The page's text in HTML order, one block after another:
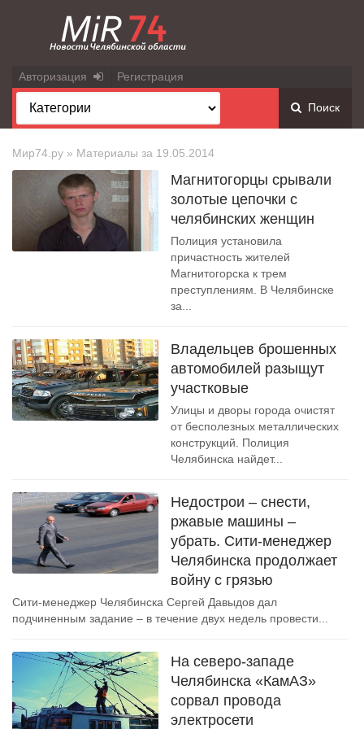
Авторизация Регистрация
Поиск
Мир74.ру » Материалы за 19.05.2014
Магнитогорцы срывали
золотые цепочки с
челябинских женщин
Полиция установила
причастность жителей
Магнитогорска к трем
преступлениям. В Челябинске
за...
Владельцев брошенных
автомобилей разыщут
участковые
Улицы и дворы города очистят
от бесполезных металлических
конструкций. Полиция
Челябинска найдет...
Недострои – снести,
ржавые машины –
убрать. Сити-менеджер
Челябинска продолжает
войну с грязью
Сити-менеджер Челябинска Сергей Давыдов дал
подчиненным задание – в течение двух недель провести...
На северо-западе
Челябинска «КамАЗ»
сорвал провода
электросети